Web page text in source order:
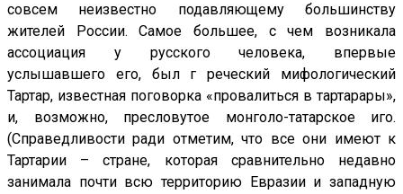
совсем неизвестно подавляющему большинству
жителей России. Самое большее, с чем возникала
ассоциация у русского человека, впервые
услышавшего его, был г реческий мифологический
Тартар, известная поговорка «провалиться в тартарары»,
и, возможно, пресловутое монголо-татарское иго.
(Справедливости ради отметим, что все они имеют к
Тартарии – стране, которая сравнительно недавно
занимала почти всю территорию Евразии и западную